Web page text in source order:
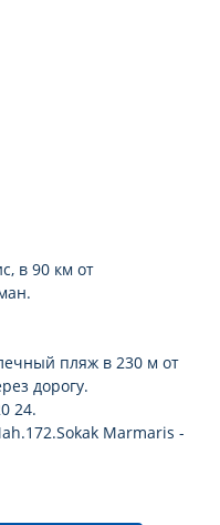
в 90 км от
пляж в 230 м от
дорогу.
24.
Marmaris -